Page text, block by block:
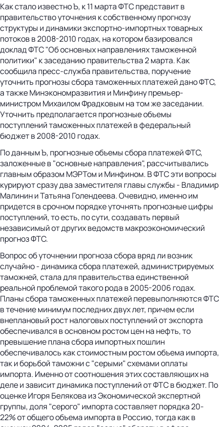
Как стало известно Ъ, к 11 марта ФТС представит в
правительство уточнения к собственному прогнозу
структуры и динамики экспортно-импортных товарных
потоков в 2008-2010 годах, на котором базировался
доклад ФТС "Об основных направлениях таможенной
политики" к заседанию правительства 2 марта. Как
сообщила пресс-служба правительства, поручение
уточнить прогнозы сбора таможенных платежей дано ФТС,
а также Минэкономразвития и Минфину премьер-
министром Михаилом Фрадковым на том же заседании.
Уточнить предполагается прогнозные объемы
поступлений таможенных платежей в федеральный
бюджет в 2008-2010 годах.
По данным Ъ, прогнозные объемы сбора платежей ФТС,
заложенные в "основные направления", рассчитывались
главным образом МЭРТом и Минфином. В ФТС эти вопросы
курируют сразу два заместителя главы службы - Владимир
Малинин и Татьяна Голендеева. Очевидно, именно им
придется в срочном порядке уточнять прогнозные цифры
поступлений, то есть, по сути, создавать первый
независимый от других ведомств макроэкономический
прогноз ФТС.
Вопрос об уточнении прогноза сбора вряд ли возник
случайно - динамика сбора платежей, администрируемых
таможней, стала для правительства единственной
реальной проблемой такого рода в 2005-2006 годах.
Планы сбора таможенных платежей перевыполняются ФТС
в течение минимум последних двух лет, причем если
внеплановый рост налоговых поступлений от экспорта
обеспечивался в основном ростом цен на нефть, то
превышение плана сбора импортных пошлин
обеспечивалось как стоимостным ростом объема импорта,
так и борьбой таможни с "серыми" схемами оплаты
импорта. Именно от соотношения этих составляющих на
деле и зависит динамика поступлений от ФТС в бюджет. По
оценке Игоря Белякова из Экономической экспертной
группы, доля "серого" импорта составляет порядка 20-
22% от общего объема импорта в Россию, тогда как в